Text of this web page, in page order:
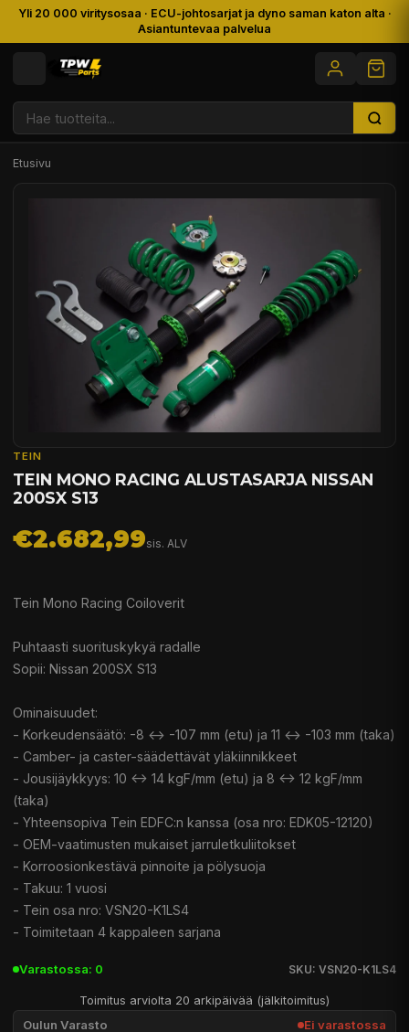
Yli 20 000 viritysosaa · ECU-johtosarjat ja dyno saman katon alta ·
Asiantuntevaa palvelua
Etusivu
TEIN
TEIN MONO RACING ALUSTASARJA NISSAN
200SX S13
€2.682,99sis. ALV
Tein Mono Racing Coiloverit
Puhtaasti suorituskykyä radalle
Sopii: Nissan 200SX S13
Ominaisuudet:
- Korkeudensäätö: -8 <-> -107 mm (etu) ja 11 <-> -103 mm (taka)
- Camber- ja caster-säädettävät yläkiinnikkeet
- Jousijäykkyys: 10 <-> 14 kgF/mm (etu) ja 8 <-> 12 kgF/mm
(taka)
- Yhteensopiva Tein EDFC:n kanssa (osa nro: EDK05-12120)
- OEM-vaatimusten mukaiset jarruletkuliitokset
- Korroosionkestävä pinnoite ja pölysuoja
- Takuu: 1 vuosi
- Tein osa nro: VSN20-K1LS4
- Toimitetaan 4 kappaleen sarjana
Varastossa: 0 SKU: VSN20-K1LS4
Toimitus arviolta 20 arkipäivää (jälkitoimitus)
Oulun Varasto Ei varastossa